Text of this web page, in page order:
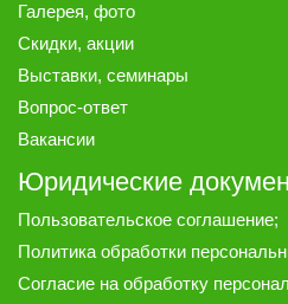
Галерея, фото
Скидки, акции
Выставки, семинары
Вопрос-ответ
Вакансии
Юридические
Пользовательское соглашение;
Политика обработки
Согласие на обработку